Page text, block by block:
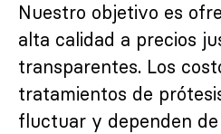
Nuestro objetivo es
alta calidad a precios
transparentes. Los
tratamientos de
fluctuar y dependen